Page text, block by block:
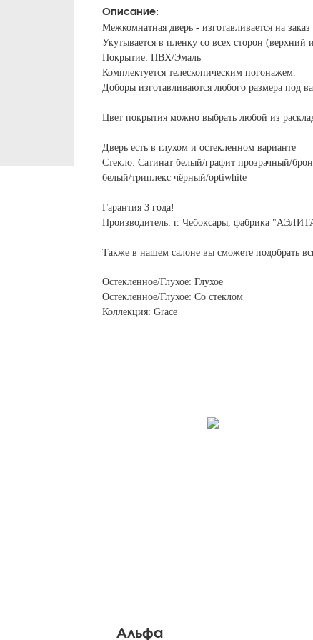
Описание:
Межкомнатная дверь - изготавливается на
Укутывается в пленку со всех сторон
Покрытие: ПВХ/Эмаль
Комплектуется телескопическим погонажем.
Доборы изготавливаются любого размера под
Цвет покрытия можно выбрать любой из
Дверь есть в глухом и остекленном варианте
Стекло: Сатинат белый/графит прозрачный/
белый/триплекс чёрный/optiwhite
Гарантия 3 года!
Производитель: г. Чебоксары, фабрика
Также в нашем салоне вы сможете подобрать
Остекленное/Глухое: Глухое
Остекленное/Глухое: Со стеклом
Коллекция: Grace
Альфа